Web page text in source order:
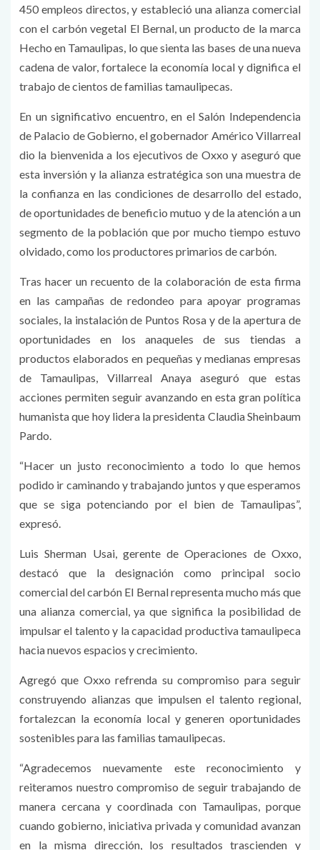
450 empleos directos, y estableció una alianza comercial
con el carbón vegetal El Bernal, un producto de la marca
Hecho en Tamaulipas, lo que sienta las bases de una nueva
cadena de valor, fortalece la economía local y dignifica el
trabajo de cientos de familias tamaulipecas.
En un significativo encuentro, en el Salón Independencia
de Palacio de Gobierno, el gobernador Américo Villarreal
dio la bienvenida a los ejecutivos de Oxxo y aseguró que
esta inversión y la alianza estratégica son una muestra de
la confianza en las condiciones de desarrollo del estado,
de oportunidades de beneficio mutuo y de la atención a un
segmento de la población que por mucho tiempo estuvo
olvidado, como los productores primarios de carbón.
Tras hacer un recuento de la colaboración de esta firma
en las campañas de redondeo para apoyar programas
sociales, la instalación de Puntos Rosa y de la apertura de
oportunidades en los anaqueles de sus tiendas a
productos elaborados en pequeñas y medianas empresas
de Tamaulipas, Villarreal Anaya aseguró que estas
acciones permiten seguir avanzando en esta gran política
humanista que hoy lidera la presidenta Claudia Sheinbaum
Pardo.
“Hacer un justo reconocimiento a todo lo que hemos
podido ir caminando y trabajando juntos y que esperamos
que se siga potenciando por el bien de Tamaulipas”,
expresó.
Luis Sherman Usai, gerente de Operaciones de Oxxo,
destacó que la designación como principal socio
comercial del carbón El Bernal representa mucho más que
una alianza comercial, ya que significa la posibilidad de
impulsar el talento y la capacidad productiva tamaulipeca
hacia nuevos espacios y crecimiento.
Agregó que Oxxo refrenda su compromiso para seguir
construyendo alianzas que impulsen el talento regional,
fortalezcan la economía local y generen oportunidades
sostenibles para las familias tamaulipecas.
“Agradecemos nuevamente este reconocimiento y
reiteramos nuestro compromiso de seguir trabajando de
manera cercana y coordinada con Tamaulipas, porque
cuando gobierno, iniciativa privada y comunidad avanzan
en la misma dirección, los resultados trascienden y